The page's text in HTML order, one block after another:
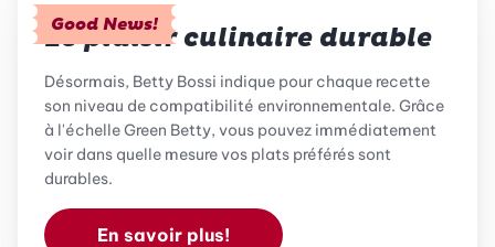
Good News!
Le plaisir culinaire durable
Désormais, Betty Bossi indique pour chaque recette
son niveau de compatibilité environnementale. Grâce
à l'échelle Green Betty, vous pouvez immédiatement
voir dans quelle mesure vos plats préférés sont
durables.
En savoir plus!